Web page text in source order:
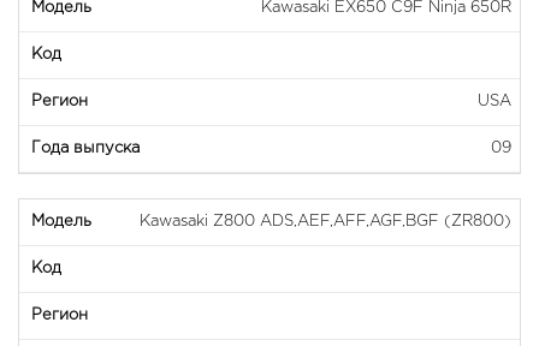
Kawasaki EX650 C9F Ninja 650R
USA
09
Kawasaki Z800 ADS,AEF,AFF,AGF,BGF (ZR800)